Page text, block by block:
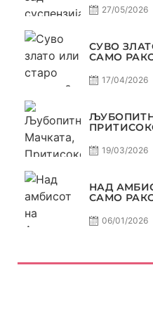
27/05/2026
СУВО
САМО
17/04/2026
19/03/2026
НАД
САМО
06/01/2026